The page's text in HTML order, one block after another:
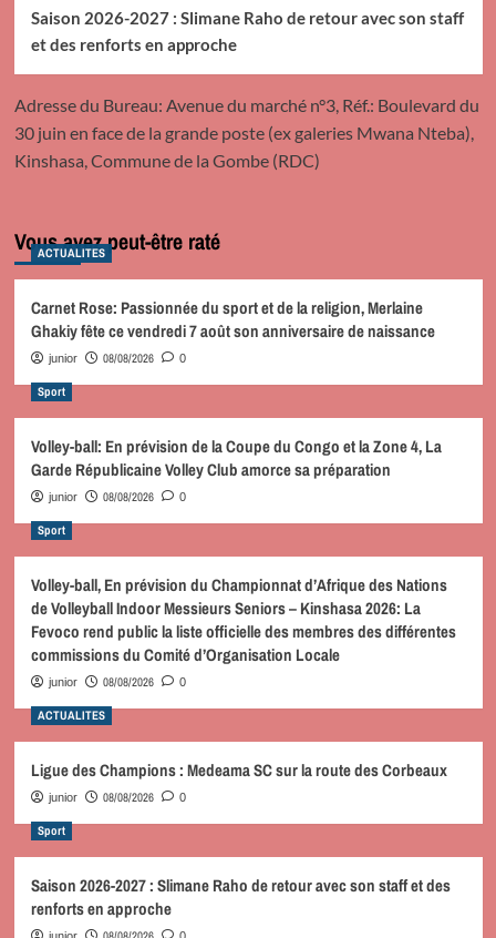
Saison 2026-2027 : Slimane Raho de retour avec son staff
et des renforts en approche
Adresse du Bureau: Avenue du marché n°3, Réf.: Boulevard du
30 juin en face de la grande poste (ex galeries Mwana Nteba),
Kinshasa, Commune de la Gombe (RDC)
Vous avez peut-être raté
ACTUALITES
Carnet Rose: Passionnée du sport et de la religion, Merlaine
Ghakiy fête ce vendredi 7 août son anniversaire de naissance
junior 08/08/2026 0
Sport
Volley-ball: En prévision de la Coupe du Congo et la Zone 4, La
Garde Républicaine Volley Club amorce sa préparation
junior 08/08/2026 0
Sport
Volley-ball, En prévision du Championnat d’Afrique des Nations
de Volleyball Indoor Messieurs Seniors – Kinshasa 2026: La
Fevoco rend public la liste officielle des membres des différentes
commissions du Comité d’Organisation Locale
junior 08/08/2026 0
ACTUALITES
Ligue des Champions : Medeama SC sur la route des Corbeaux
junior 08/08/2026 0
Sport
Saison 2026-2027 : Slimane Raho de retour avec son staff et des
renforts en approche